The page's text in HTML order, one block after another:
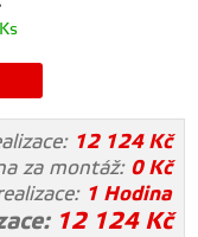
12 124Kč
za montáž: 0Kč
1 Hodina
12 124 Kč